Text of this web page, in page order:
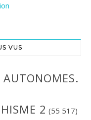
VUS
AUTONOMES.
2 (55 517)